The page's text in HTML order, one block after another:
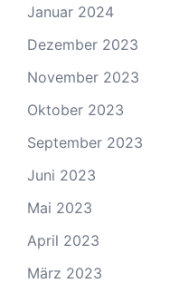
Januar 2024
Dezember 2023
November 2023
Oktober 2023
September 2023
Juni 2023
Mai 2023
April 2023
März 2023